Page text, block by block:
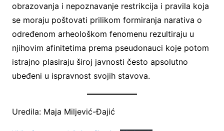
obrazovanja i nepoznavanje restrikcija i pravila koja
se moraju poštovati prilikom formiranja narativa o
određenom arheološkom fenomenu rezultiraju u
njihovim afinitetima prema pseudonauci koje potom
istrajno plasiraju široj javnosti često apsolutno
ubeđeni u ispravnost svojih stavova.
Uredila: Maja Miljević-Đajić